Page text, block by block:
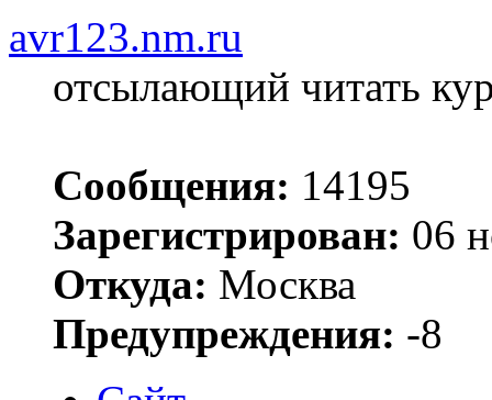
avr123.nm.ru
отсылающий читать
Сообщения: 14195
Зарегистрирован: 06
Откуда: Москва
Предупреждения: -8